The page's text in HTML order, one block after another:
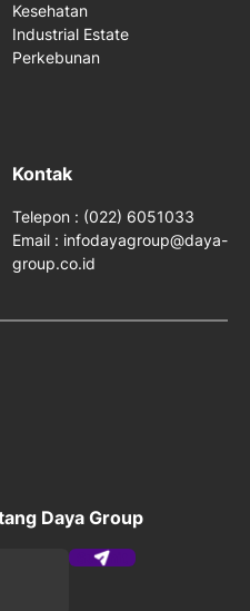
Kesehatan
Industrial Estate
Perkebunan
Kontak
Telepon : (022) 6051033
Email : infodayagroup@daya-
group.co.id
Daya Group
Submit